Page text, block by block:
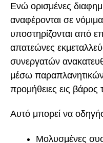
Ενώ ορισμένες
αναφέρονται σε
υποστηρίζονται από
απατεώνες
συνεργατών
μέσω παραπλανητικών
προμήθειες εις
Αυτό μπορεί να
Μολυσμένες